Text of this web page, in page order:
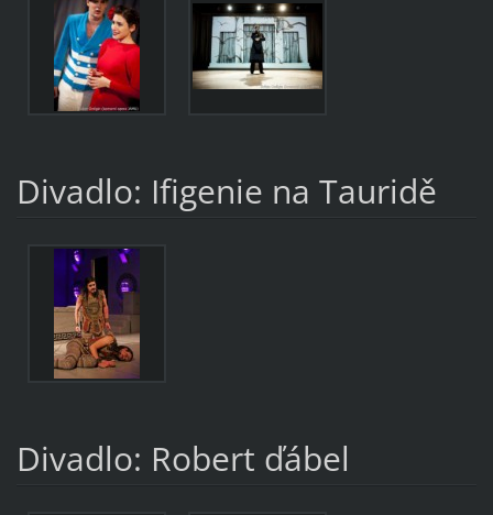
Divadlo: Ifigenie na Tauridě
Divadlo: Robert ďábel